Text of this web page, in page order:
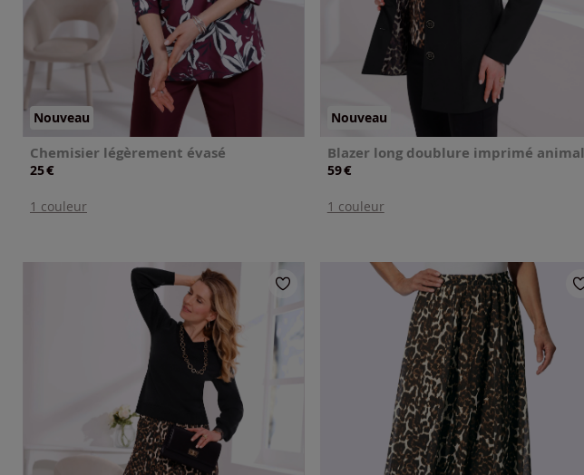
Nouveau
Chemisier légèrement évasé
25€
1 couleur
Nouveau
Blazer long doublure imprimé animal
59€
1 couleur